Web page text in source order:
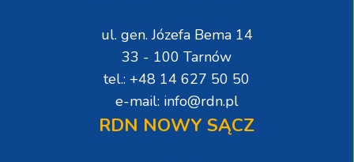
ul. gen. Józefa Bema 14
33 - 100 Tarnów
tel.: +48 14 627 50 50
e-mail: info@rdn.pl
RDN NOWY SĄCZ